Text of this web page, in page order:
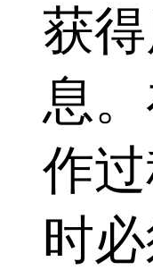
获
息
作
时